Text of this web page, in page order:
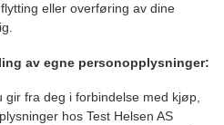
eller overføring av dine
av egne personopplysninger:
fra deg i forbindelse med kjøp,
hos Test Helsen AS